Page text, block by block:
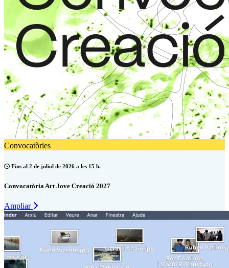
Convocatòries
Fins al 2 de juliol de 2026 a les 15 h.
Convocatòria Art Jove Creació 2027
Ampliar